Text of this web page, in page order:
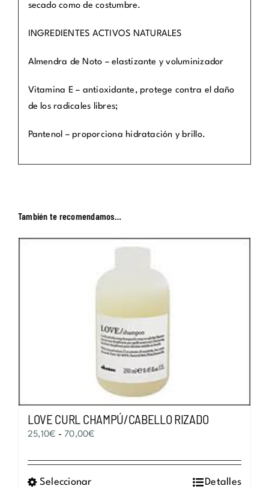
secado como de costumbre.
INGREDIENTES ACTIVOS NATURALES
Almendra de Noto – elastizante y voluminizador
Vitamina E – antioxidante, protege contra el daño
de los radicales libres;
Pantenol – proporciona hidratación y brillo.
También te recomendamos…
LOVE CURL CHAMPÚ/CABELLO RIZADO
25,10€ - 70,00€Rango
precios:
Seleccionar
Detalles